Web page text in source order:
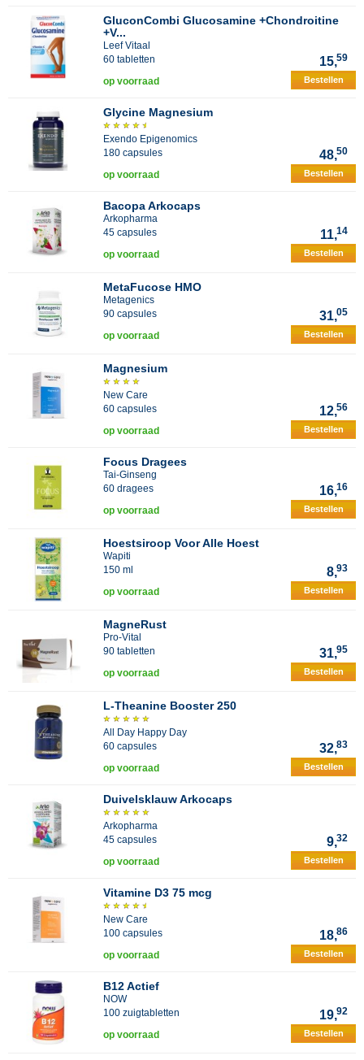
GluconCombi Glucosamine +Chondroitine
+V...
Leef Vitaal
60 tabletten
15,59
op voorraad Bestellen
Glycine Magnesium
Exendo Epigenomics
180 capsules
48,50
op voorraad Bestellen
Bacopa Arkocaps
Arkopharma
45 capsules
11,14
op voorraad Bestellen
MetaFucose HMO
Metagenics
90 capsules
31,05
op voorraad Bestellen
Magnesium
New Care
60 capsules
12,56
op voorraad Bestellen
Focus Dragees
Tai-Ginseng
60 dragees
16,16
op voorraad Bestellen
Hoestsiroop Voor Alle Hoest
Wapiti
150 ml
8,93
op voorraad Bestellen
MagneRust
Pro-Vital
90 tabletten
31,95
op voorraad Bestellen
L-Theanine Booster 250
All Day Happy Day
60 capsules
32,83
op voorraad Bestellen
Duivelsklauw Arkocaps
Arkopharma
45 capsules
9,32
op voorraad Bestellen
Vitamine D3 75 mcg
New Care
100 capsules
18,86
op voorraad Bestellen
B12 Actief
NOW
100 zuigtabletten
19,92
op voorraad Bestellen